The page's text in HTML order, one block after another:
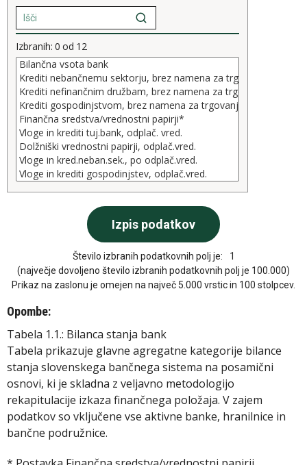
Izbranih: 0 od 12
Število izbranih podatkovnih polj je:
1
(največje dovoljeno število izbranih podatkovnih polj je 100.000)
Prikaz na zaslonu je omejen na največ 5.000 vrstic in 100 stolpcev.
Opombe:
Tabela 1.1.: Bilanca stanja bank
Tabela prikazuje glavne agregatne kategorije bilance
stanja slovenskega bančnega sistema na posamični
osnovi, ki je skladna z veljavno metodologijo
rekapitulacije izkaza finančnega položaja. V zajem
podatkov so vključene vse aktivne banke, hranilnice in
bančne podružnice.